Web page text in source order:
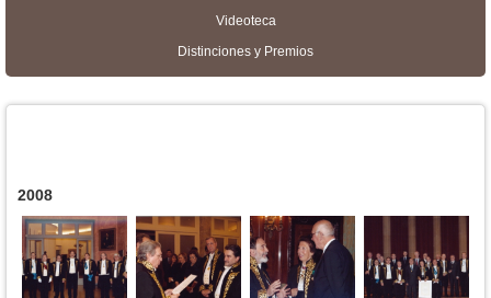
Videoteca
Distinciones y Premios
2008